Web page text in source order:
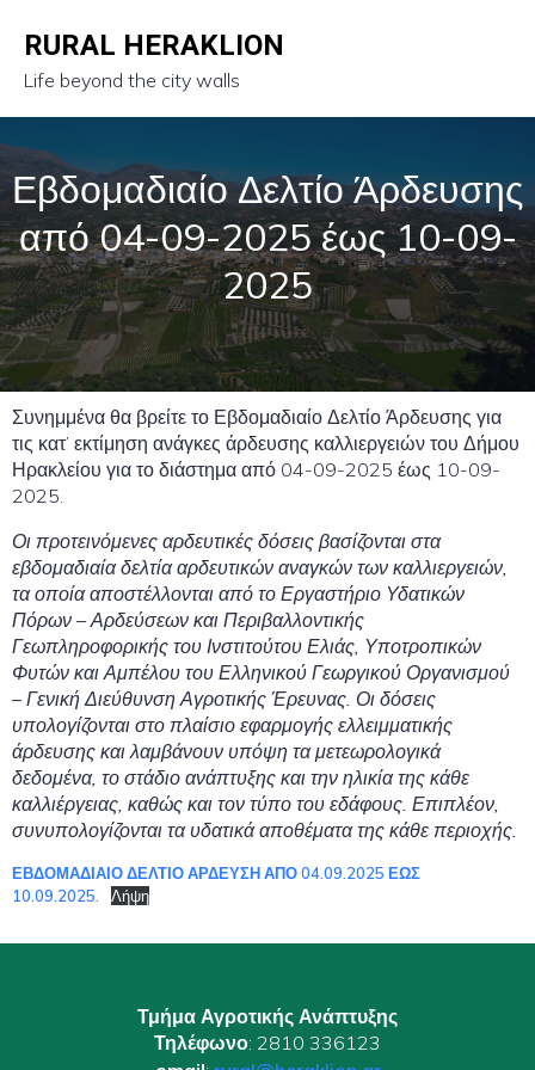
RURAL HERAKLION
Life beyond the city walls
Εβδομαδιαίο Δελτίο Άρδευσης
από 04-09-2025 έως 10-09-
2025
Συνημμένα θα βρείτε το Εβδομαδιαίο Δελτίο Άρδευσης για
τις κατ’ εκτίμηση ανάγκες άρδευσης καλλιεργειών του Δήμου
Ηρακλείου για το διάστημα από 04-09-2025 έως 10-09-
2025.
Οι προτεινόμενες αρδευτικές δόσεις βασίζονται στα
εβδομαδιαία δελτία αρδευτικών αναγκών των καλλιεργειών,
τα οποία αποστέλλονται από το Εργαστήριο Υδατικών
Πόρων – Αρδεύσεων και Περιβαλλοντικής
Γεωπληροφορικής του Ινστιτούτου Ελιάς, Υποτροπικών
Φυτών και Αμπέλου του Ελληνικού Γεωργικού Οργανισμού
– Γενική Διεύθυνση Αγροτικής Έρευνας. Οι δόσεις
υπολογίζονται στο πλαίσιο εφαρμογής ελλειμματικής
άρδευσης και λαμβάνουν υπόψη τα μετεωρολογικά
δεδομένα, το στάδιο ανάπτυξης και την ηλικία της κάθε
καλλιέργειας, καθώς και τον τύπο του εδάφους. Επιπλέον,
συνυπολογίζονται τα υδατικά αποθέματα της κάθε περιοχής.
ΕΒΔΟΜΑΔΙΑΙΟ ΔΕΛΤΙΟ ΑΡΔΕΥΣΗ ΑΠΟ 04.09.2025 ΕΩΣ
10.09.2025.
Λήψη
Τμήμα Αγροτικής Ανάπτυξης
Τηλέφωνο: 2810 336123